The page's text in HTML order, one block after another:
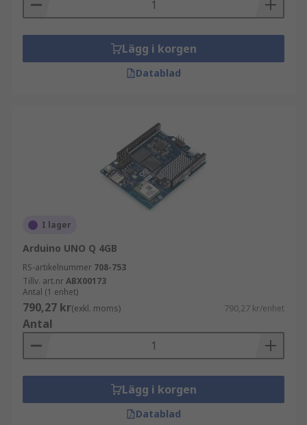
Lägg i korgen
Datablad
I lager
Arduino UNO Q 4GB
RS-artikelnummer 708-753
Tillv. art.nrABX00173
Antal (1 enhet)
790,27 kr(exkl. moms) 790,27 kr/enhet
Antal
Lägg i korgen
Datablad